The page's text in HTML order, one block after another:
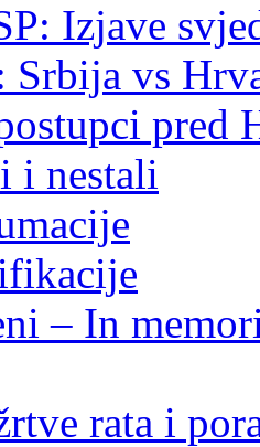
Izjave
Srbija vs
pred
i nestali
– In
rata i